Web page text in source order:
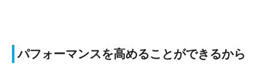
パフォーマンスを高めることができるから